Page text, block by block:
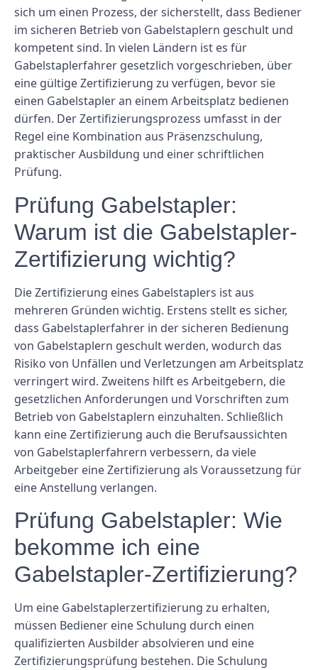
sich um einen Prozess, der sicherstellt, dass Bediener
im sicheren Betrieb von Gabelstaplern geschult und
kompetent sind. In vielen Ländern ist es für
Gabelstaplerfahrer gesetzlich vorgeschrieben, über
eine gültige Zertifizierung zu verfügen, bevor sie
einen Gabelstapler an einem Arbeitsplatz bedienen
dürfen. Der Zertifizierungsprozess umfasst in der
Regel eine Kombination aus Präsenzschulung,
praktischer Ausbildung und einer schriftlichen
Prüfung.
Prüfung Gabelstapler:
Warum ist die Gabelstapler-
Zertifizierung wichtig?
Die Zertifizierung eines Gabelstaplers ist aus
mehreren Gründen wichtig. Erstens stellt es sicher,
dass Gabelstaplerfahrer in der sicheren Bedienung
von Gabelstaplern geschult werden, wodurch das
Risiko von Unfällen und Verletzungen am Arbeitsplatz
verringert wird. Zweitens hilft es Arbeitgebern, die
gesetzlichen Anforderungen und Vorschriften zum
Betrieb von Gabelstaplern einzuhalten. Schließlich
kann eine Zertifizierung auch die Berufsaussichten
von Gabelstaplerfahrern verbessern, da viele
Arbeitgeber eine Zertifizierung als Voraussetzung für
eine Anstellung verlangen.
Prüfung Gabelstapler: Wie
bekomme ich eine
Gabelstapler-Zertifizierung?
Um eine Gabelstaplerzertifizierung zu erhalten,
müssen Bediener eine Schulung durch einen
qualifizierten Ausbilder absolvieren und eine
Zertifizierungsprüfung bestehen. Die Schulung